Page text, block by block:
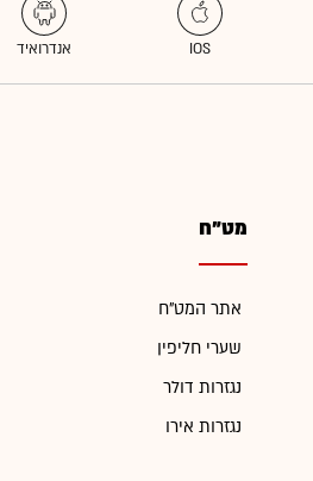
מט"ח
אתר המט"ח
שערי חליפין
נגזרות דולר
נגזרות אירו